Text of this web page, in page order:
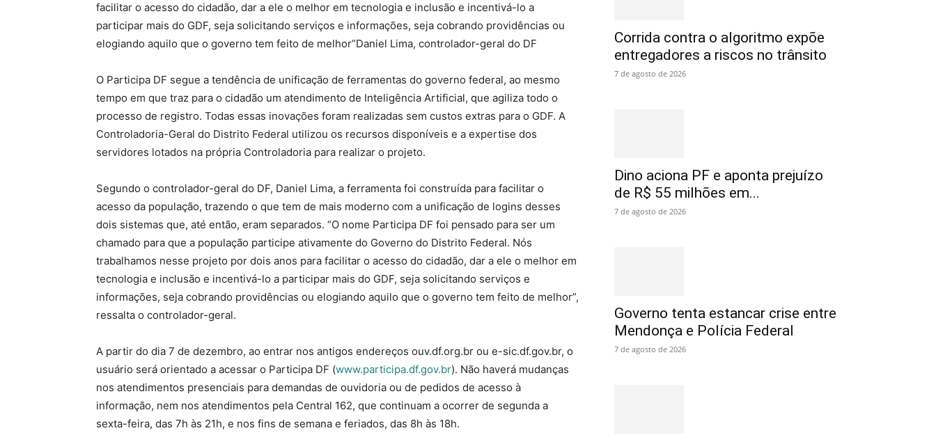
facilitar o acesso do cidadão, dar a ele o melhor em tecnologia e inclusão e incentivá-lo a
participar mais do GDF, seja solicitando serviços e informações, seja cobrando providências ou
elogiando aquilo que o governo tem feito de melhor”Daniel Lima, controlador-geral do DF
O Participa DF segue a tendência de unificação de ferramentas do governo federal, ao mesmo
tempo em que traz para o cidadão um atendimento de Inteligência Artificial, que agiliza todo o
processo de registro. Todas essas inovações foram realizadas sem custos extras para o GDF. A
Controladoria-Geral do Distrito Federal utilizou os recursos disponíveis e a expertise dos
servidores lotados na própria Controladoria para realizar o projeto.
Segundo o controlador-geral do DF, Daniel Lima, a ferramenta foi construída para facilitar o
acesso da população, trazendo o que tem de mais moderno com a unificação de logins desses
dois sistemas que, até então, eram separados. “O nome Participa DF foi pensado para ser um
chamado para que a população participe ativamente do Governo do Distrito Federal. Nós
trabalhamos nesse projeto por dois anos para facilitar o acesso do cidadão, dar a ele o melhor em
tecnologia e inclusão e incentivá-lo a participar mais do GDF, seja solicitando serviços e
informações, seja cobrando providências ou elogiando aquilo que o governo tem feito de melhor”,
ressalta o controlador-geral.
A partir do dia 7 de dezembro, ao entrar nos antigos endereços ouv.df.org.br ou e-sic.df.gov.br, o
usuário será orientado a acessar o Participa DF (www.participa.df.gov.br). Não haverá mudanças
nos atendimentos presenciais para demandas de ouvidoria ou de pedidos de acesso à
informação, nem nos atendimentos pela Central 162, que continuam a ocorrer de segunda a
sexta-feira, das 7h às 21h, e nos fins de semana e feriados, das 8h às 18h.
Corrida contra o algoritmo expõe
entregadores a riscos no trânsito
7 de agosto de 2026
Dino aciona PF e aponta prejuízo
de R$ 55 milhões em...
7 de agosto de 2026
Governo tenta estancar crise entre
Mendonça e Polícia Federal
7 de agosto de 2026